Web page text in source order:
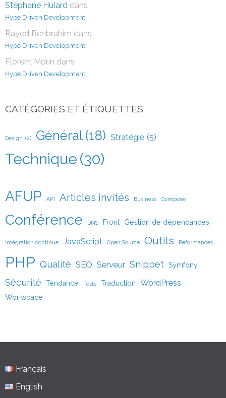
Stéphane Hulard dans
Hype Driven Development
Rayed Benbrahim dans
Hype Driven Development
Florent Morin dans
Hype Driven Development
CATÉGORIES ET ÉTIQUETTES
Design (2) Général (18) Stratégie (5)
Technique (30)
AFUP API Articles invités Business Composer
Conférence DNS Front Gestion de dépendances
Intégration continue JavaScript Open Source Outils Peformances
PHP Qualité SEO Serveur Snippet Symfony
Sécurité Tendance Tests Traduction WordPress
Workspace
Français
English